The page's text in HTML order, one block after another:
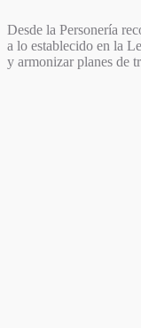
Desde la Personería
a lo establecido en la
y armonizar planes de